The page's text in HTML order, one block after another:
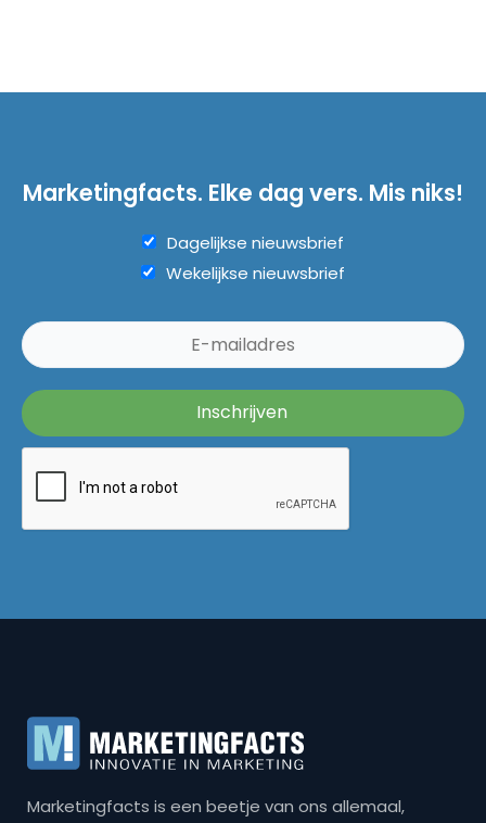
Marketingfacts. Elke dag vers. Mis niks!
Dagelijkse nieuwsbrief
Wekelijkse nieuwsbrief
Marketingfacts is een beetje van ons allemaal,